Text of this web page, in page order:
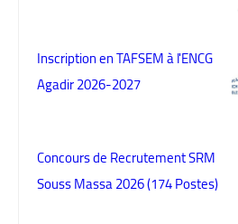
Inscription en TAFSEM à l'ENCG
Agadir 2026-2027
Concours de Recrutement SRM
Souss Massa 2026 (174 Postes)